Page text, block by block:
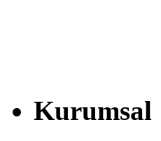
Kurumsal